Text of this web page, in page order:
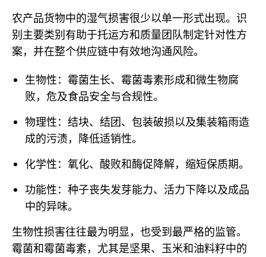
农产品货物中的湿气损害很少以单一形式出现。识
别主要类别有助于托运方和质量团队制定针对性方
案，并在整个供应链中有效地沟通风险。
生物性：霉菌生长、霉菌毒素形成和微生物腐
败，危及食品安全与合规性。
物理性：结块、结团、包装破损以及集装箱雨造
成的污渍，降低适销性。
化学性：氧化、酸败和酶促降解，缩短保质期。
功能性：种子丧失发芽能力、活力下降以及成品
中的异味。
生物性损害往往最为明显，也受到最严格的监管。
霉菌和霉菌毒素，尤其是坚果、玉米和油料籽中的